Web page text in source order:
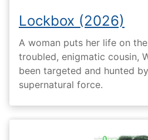
Lockbox (2026)
A woman puts her life on
troubled, enigmatic cousin,
been targeted and hunted
supernatural force.